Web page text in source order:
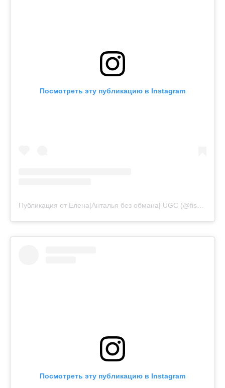
Посмотреть эту публикацию в Instagram
Посмотреть эту публикацию в Instagram